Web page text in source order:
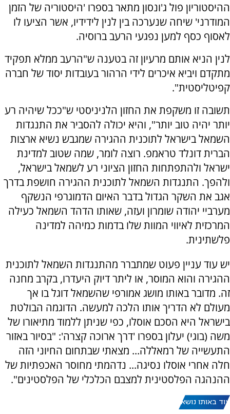
ההיסטוריון פול ג'ונסון מתאר בספרו 'היסטוריה של הזמן
המודרני' שיחה שנערכה בין לנין לידידיו, אשר הציעו לו
לאסוף כסף למען נפגעי הרעב ברוסיה.
לנין הניא אותם מרעיון זה בטענה ש"הרעב ממלא תפקיד
מתקדם ויביא איכרים לידי הרהור בעובדות יסוד של חברה
קפיטליסטית".
תשובה זו משקפת את החזון הלניניסטי ש"ככל שיהיה רע
יותר יהיה טוב יותר", והיא יכולה להסביר את התנגדות
השמאל בישראל לתוכנית ההגירה שמגבש נשיא ארצות
הברית דונלד טראמפ. רוצה לומר, שמה שטוב למדינת
ישראל ולהתפתחות החזון הציוני רע לשמאל בישראל,
ולהפך. התנגדות השמאל לתוכנית ההגירה חושפת בדרך
אגב את השקר הגדול בדבר האיום הדמוגרפי הנשקף
מערביי יהודה שומרון ועזה, שאותו הדהד השמאל כעילה
המרכזית לאיווי המוות שלו בדמות כמיהה למדינה
פלשתינית.
יש עוד עניין פעוט שמתברר מהתנגדות השמאל לתוכנית
ההגירה והוא המוסר, או ליתר דיוק היעדרו, בקרב מחנה
זה. מדובר באותו מושג אמורפי שהשמאל דוגל בו אך
מעולם לא הדריך אותו הלכה למעשה. הדוגמה הבולטת
בישראל היא הסכם אוסלו, כפי שניתן ללמוד מתיאורו של
משה (בוגי) יעלון בספרו 'דרך ארוכה קצרה': "בסיור באזור
התעשייה של רמאללה... מצאתי שבתחום החיוני הזה
חלה אחרי אוסלו נסיגה... נדהמתי מחוסר האכפתיות של
ההנהגה הפלסטינית למצבם הכלכלי של הפלסטינים".
עוד באותו נושא: